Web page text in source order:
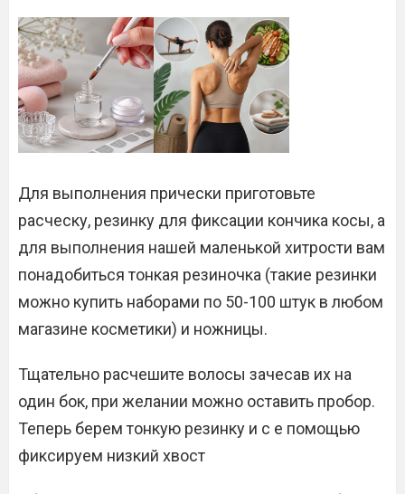
Для выполнения прически приготовьте
расческу, резинку для фиксации кончика косы, а
для выполнения нашей маленькой хитрости вам
понадобиться тонкая резиночка (такие резинки
можно купить наборами по 50-100 штук в любом
магазине косметики) и ножницы.
Тщательно расчешите волосы зачесав их на
один бок, при желании можно оставить пробор.
Теперь берем тонкую резинку и с е помощью
фиксируем низкий хвост